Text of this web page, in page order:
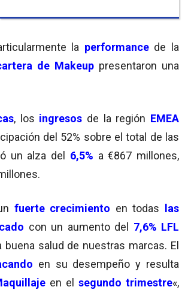
la performancede la
de Makeup presentaron una
, los ingresos de la región EMEA
del 52% sobre el total de las
un alza del 6,5% a €867 millones,
fuerte crecimiento en todas las
con un aumento del 7,6% LFL
salud de nuestras marcas. El
en su desempeño y resulta
en elsegundo trimestre«,